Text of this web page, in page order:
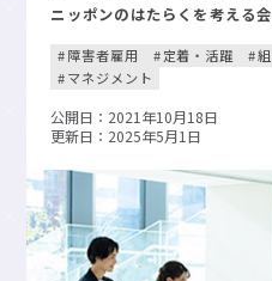
ニッポンのはたらくを考える
障害者雇用 定着・活躍
マネジメント
公開日：2021年10月18日
更新日：2025年5月1日